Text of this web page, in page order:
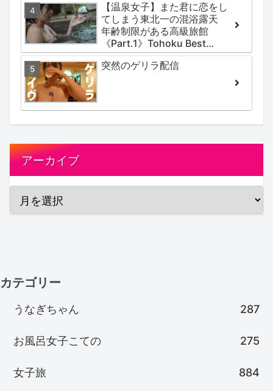
【温泉女子】また君に恋をし
てしまう東北一の混浴露天
年齢制限がある高級旅館
《Part.1》Tohoku Best
Secret hotspring #japan
#koteno
突然のゲリラ配信
アーカイブ
カテゴリー
うなぎちゃん 287
お風呂女子こての 275
女子旅 884